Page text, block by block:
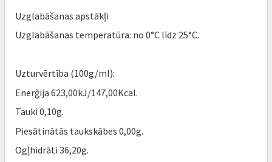
Uzglabāšanas apstākļi
Uzglabāšanas temperatūra: no 0°C līdz 25°C.
Uzturvērtība (100g/ml):
Enerģija 623,00kJ/147,00Kcal.
Tauki 0,10g.
Piesātinātās taukskābes 0,00g.
Ogļhidrāti 36,20g.